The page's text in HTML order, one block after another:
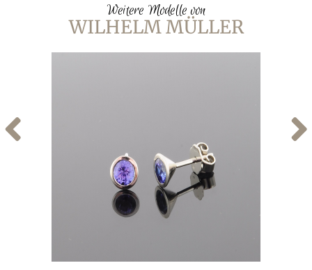
Weitere Modelle von
WILHELM MÜLLER